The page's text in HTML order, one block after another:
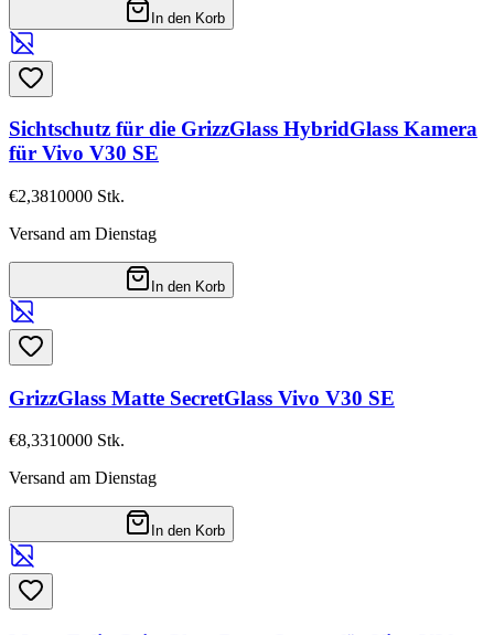
In den Korb
Sichtschutz für die GrizzGlass HybridGlass Kamera
für Vivo V30 SE
€2,3810000 Stk.
Versand am Dienstag
In den Korb
GrizzGlass Matte SecretGlass Vivo V30 SE
€8,3310000 Stk.
Versand am Dienstag
In den Korb